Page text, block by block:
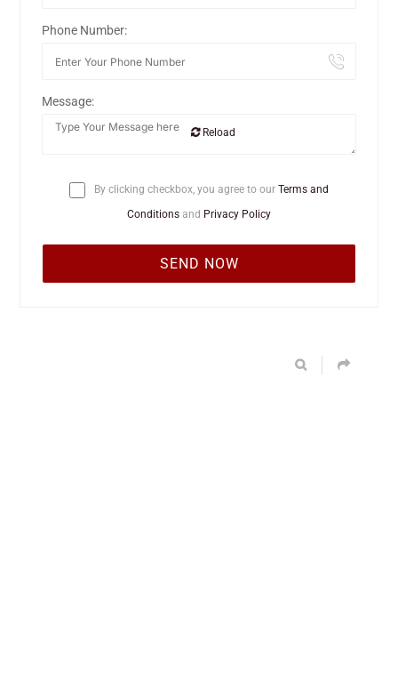
Phone Number:
Message:
Reload
By clicking checkbox, you agree to our Terms and
Conditions and Privacy Policy